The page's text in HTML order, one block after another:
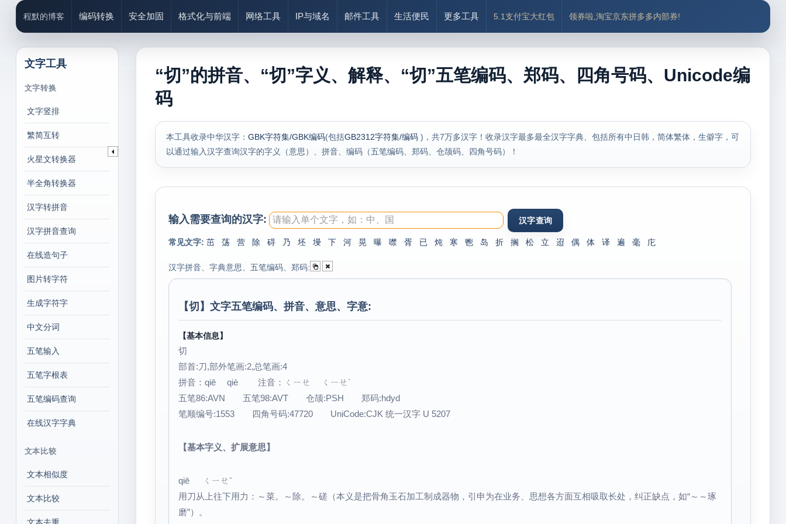
程默的博客 编码转换 安全加固 格式化与前端 网络工具 IP与域名 邮件工具 生活便民 更多工具 5.1支付宝大红包 领券啦,淘宝京东拼多多内部券!
文字工具
文字转换
文字竖排
繁简互转
火星文转换器
半全角转换器
汉字转拼音
汉字拼音查询
在线造句子
图片转字符
生成字符字
中文分词
五笔输入
五笔字根表
五笔编码查询
在线汉字字典
文本比较
文本相似度
文本比较
“切”的拼音、“切”字义、解释、“切”五笔编码、郑码、四角号码、Unicode编
码
本工具收录中华汉字： GBK字符集/GBK编码(包括GB2312字符集/编码 )，共7万多汉字！收录汉字最多最全汉字字典、包括所有中日韩，简体繁体，生僻字，可
以通过输入汉字查询汉字的字义（意思）、拼音、编码（五笔编码、郑码、仓颉码、四角号码）！
输入需要查询的汉字:
常见文字: 茁 荡 营 除 碍 乃 坯 墁 下 河 晃 曝 噤 胥 已 炖 寒 鬯 岛 折 搁 松 立 迢 偶 体 译 遍 毫 庀
汉字拼音、字典意思、五笔编码、郑码:
【切 】文字五笔编码、拼音、意思、字意:
【基本信息】
切
部首:刀,部外笔画:2,总笔画:4
拼音：qiē qiè 注音：ㄑㄧㄝ ㄑㄧㄝˋ
五笔86:AVN 五笔98:AVT 仓颉:PSH 郑码:hdyd
笔顺编号:1553 四角号码:47720 UniCode:CJK 统一汉字 U 5207
【基本字义、扩展意思】
qiē ㄑㄧㄝˉ
用刀从上往下用力：～菜。～除。～磋（本义是把骨角玉石加工制成器物，引申为在业务、思想各方面互相吸取长处，纠正缺点，如“～～琢
磨”）。